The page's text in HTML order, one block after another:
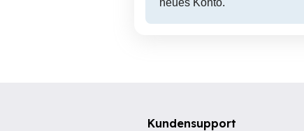
neues Konto.
Kundensupport